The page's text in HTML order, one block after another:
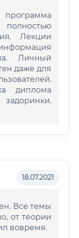
полностью
Лекции
Личный
даже для
диплома
18.07.2021
Все темы
от теории
вовремя.